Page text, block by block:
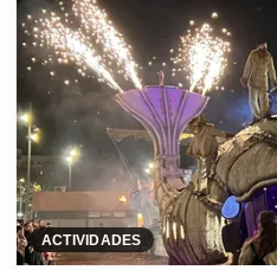
ACTIVIDADES